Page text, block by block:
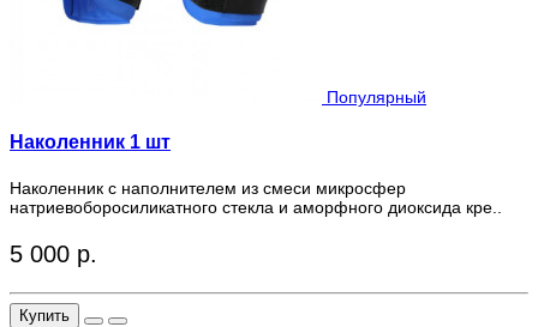
Популярный
Наколенник 1 шт
Наколенник с наполнителем из смеси микросфер
натриевоборосиликатного стекла и аморфного диоксида кре..
5 000 р.
Купить